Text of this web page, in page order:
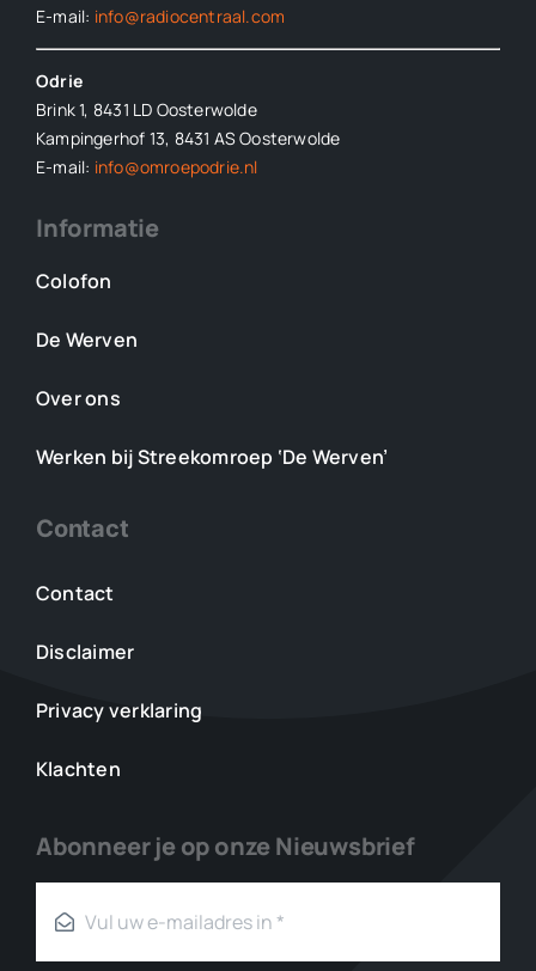
E-mail: info@radiocentraal.com
Odrie
Brink 1, 8431 LD Oosterwolde
Kampingerhof 13, 8431 AS Oosterwolde
E-mail: info@omroepodrie.nl
Informatie
Colofon
De Werven
Over ons
Werken bij Streekomroep ‘De Werven’
Contact
Contact
Disclaimer
Privacy verklaring
Klachten
Abonneer je op onze Nieuwsbrief